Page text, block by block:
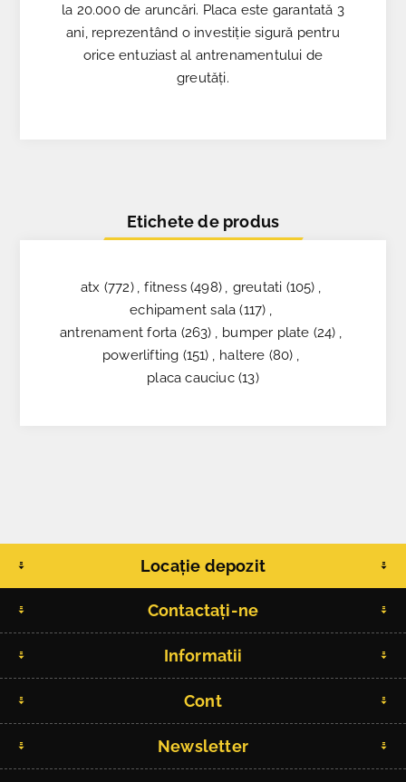
la 20.000 de aruncări. Placa este garantată 3
ani, reprezentând o investiție sigură pentru
orice entuziast al antrenamentului de
greutăți.
Etichete de produs
atx (772) , fitness (498) , greutati (105) ,
echipament sala (117) ,
antrenament forta (263) , bumper plate (24) ,
powerlifting (151) , haltere (80) ,
placa cauciuc (13)
Locație depozit
Contactați-ne
Informatii
Cont
Newsletter